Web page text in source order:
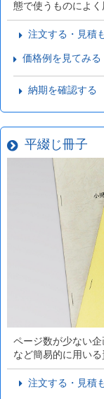
態で使うものによく
注文する・見積
価格例を見てみる
納期を確認する
平綴じ冊子
ページ数が少ない
など簡易的に用いる
注文する・見積